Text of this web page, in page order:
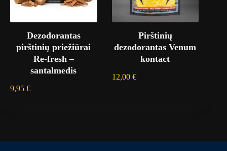
Dezodorantas
pirštinių priežiūrai
Re-fresh –
santalmedis
9,95 €
Pirštinių
dezodorantas Venum
kontact
12,00 €